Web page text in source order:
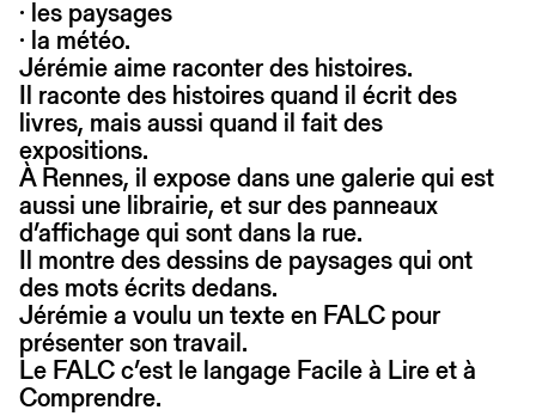
· les paysages
· la météo.
Jérémie aime raconter des histoires.
Il raconte des histoires quand il écrit des
livres, mais aussi quand il fait des
expositions.
À Rennes, il expose dans une galerie qui est
aussi une librairie, et sur des panneaux
d’affichage qui sont dans la rue.
Il montre des dessins de paysages qui ont
des mots écrits dedans.
Jérémie a voulu un texte en FALC pour
présenter son travail.
Le FALC c’est le langage Facile à Lire et à
Comprendre.